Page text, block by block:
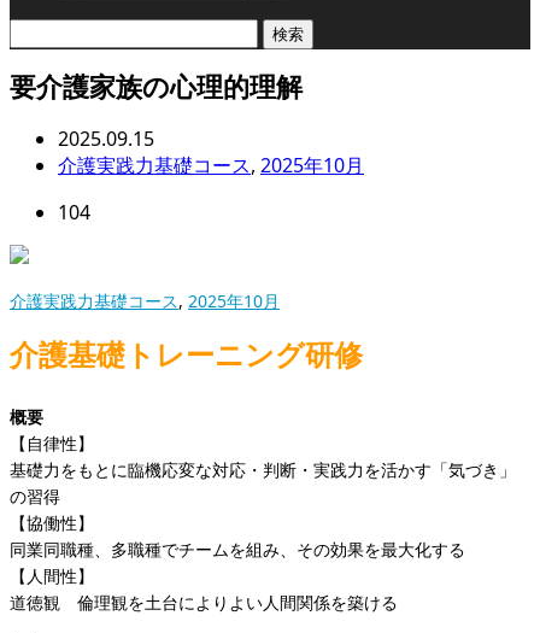
要介護家族の心理的理解
2025.09.15
介護実践力基礎コース, 2025年10月
104
介護実践力基礎コース, 2025年10月
介護基礎トレーニング研修
概要
【自律性】
基礎力をもとに臨機応変な対応・判断・実践力を活かす「気づき」
の習得
【協働性】
同業同職種、多職種でチームを組み、その効果を最大化する
【人間性】
道徳観 倫理観を土台によりよい人間関係を築ける